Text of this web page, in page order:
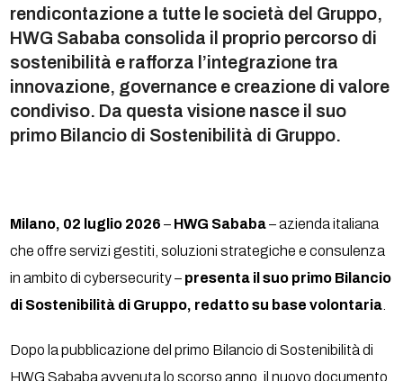
rendicontazione a tutte le società del Gruppo,
HWG Sababa consolida il proprio percorso di
sostenibilità e rafforza l’integrazione tra
innovazione, governance e creazione di valore
condiviso. Da questa visione nasce il suo
primo Bilancio di Sostenibilità di Gruppo.
Milano, 02 luglio 2026 – HWG Sababa– azienda italiana
che offre servizi gestiti, soluzioni strategiche e consulenza
in ambito di cybersecurity – presenta il suo primo Bilancio
di Sostenibilità di Gruppo, redatto su base volontaria
Dopo la pubblicazione del primo Bilancio di Sostenibilità di
HWG Sababa avvenuta lo scorso anno, il nuovo documento